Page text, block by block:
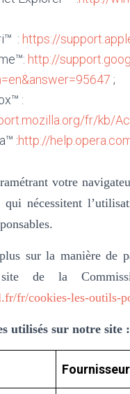
: https://
http://
;
:
fr/kb/
:http://
votre
qui nécessitent
sur la manière de
de la
fr/cookies-les-outils-
utilisés sur notre site :
Fournisseur